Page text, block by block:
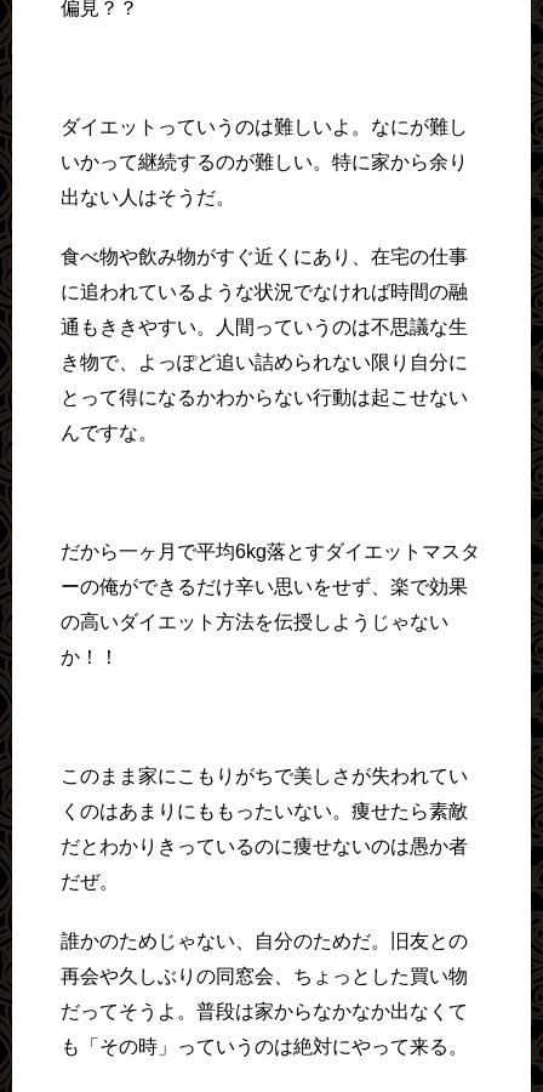
偏見？？
ダイエットっていうのは難しいよ。なにが難し
いかって継続するのが難しい。特に家から余り
出ない人はそうだ。
食べ物や飲み物がすぐ近くにあり、在宅の仕事
に追われているような状況でなければ時間の融
通もききやすい。人間っていうのは不思議な生
き物で、よっぽど追い詰められない限り自分に
とって得になるかわからない行動は起こせない
んですな。
だから一ヶ月で平均6kg落とすダイエットマスタ
ーの俺ができるだけ辛い思いをせず、楽で効果
の高いダイエット方法を伝授しようじゃない
か！！
このまま家にこもりがちで美しさが失われてい
くのはあまりにももったいない。痩せたら素敵
だとわかりきっているのに痩せないのは愚か者
だぜ。
誰かのためじゃない、自分のためだ。旧友との
再会や久しぶりの同窓会、ちょっとした買い物
だってそうよ。普段は家からなかなか出なくて
も「その時」っていうのは絶対にやって来る。